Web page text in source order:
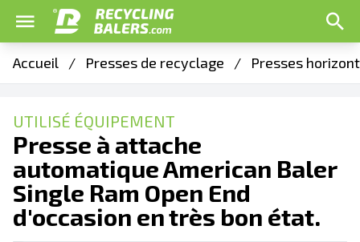
Accueil / Presses de recyclage / Presses
UTILISÉ ÉQUIPEMENT
Presse à attache
automatique American Baler
Single Ram Open End
d'occasion en très bon état.